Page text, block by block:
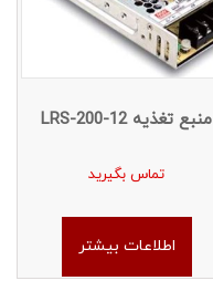
منبع تغذیه LRS-200-12
تماس بگیرید
اطلاعات بیشتر